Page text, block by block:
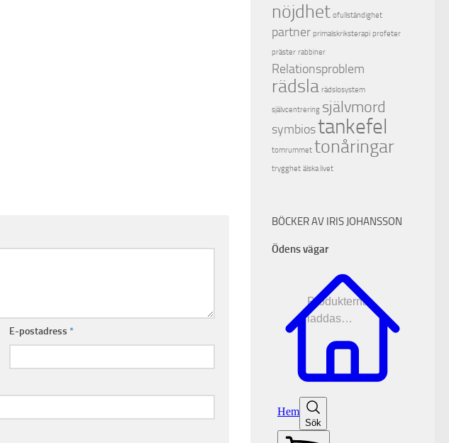
E-postadress*
nöjdhet ofullständighet
partner primalskriksterapi profeter
präster rabbiner
Relationsproblem
rädsla rädslosystem
självcentrering självmord
symbiostankefel
tomrummet tonåringar
trygghet älska livet
BÖCKER AV IRIS JOHANSSON
Ödens vägar
Produkterna
laddas…